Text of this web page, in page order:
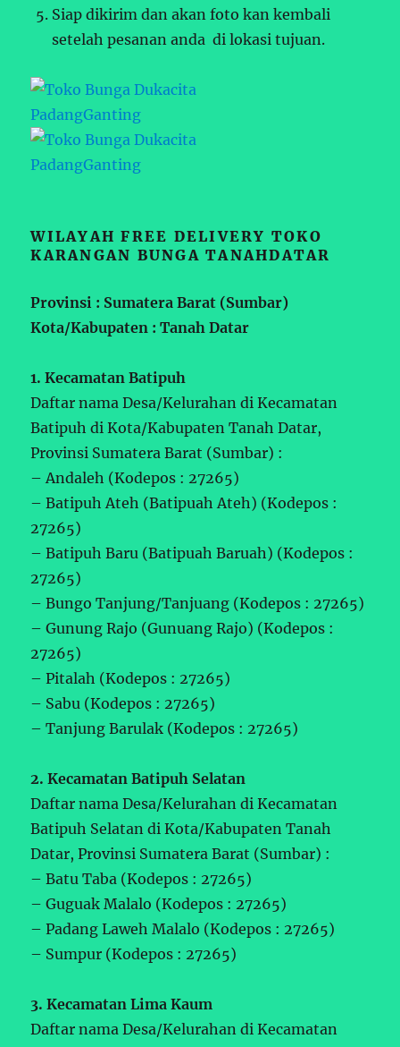
Siap dikirim dan akan foto kan kembali
setelah pesanan anda di lokasi tujuan.
WILAYAH FREE DELIVERY TOKO
KARANGAN BUNGA TANAHDATAR
Provinsi : Sumatera Barat (Sumbar)
Kota/Kabupaten : Tanah Datar
1. Kecamatan Batipuh
Daftar nama Desa/Kelurahan di Kecamatan
Batipuh di Kota/Kabupaten Tanah Datar,
Provinsi Sumatera Barat (Sumbar) :
– Andaleh (Kodepos : 27265)
– Batipuh Ateh (Batipuah Ateh) (Kodepos :
27265)
– Batipuh Baru (Batipuah Baruah) (Kodepos :
27265)
– Bungo Tanjung/Tanjuang (Kodepos : 27265)
– Gunung Rajo (Gunuang Rajo) (Kodepos :
27265)
– Pitalah (Kodepos : 27265)
– Sabu (Kodepos : 27265)
– Tanjung Barulak (Kodepos : 27265)
2. Kecamatan Batipuh Selatan
Daftar nama Desa/Kelurahan di Kecamatan
Batipuh Selatan di Kota/Kabupaten Tanah
Datar, Provinsi Sumatera Barat (Sumbar) :
– Batu Taba (Kodepos : 27265)
– Guguak Malalo (Kodepos : 27265)
– Padang Laweh Malalo (Kodepos : 27265)
– Sumpur (Kodepos : 27265)
3. Kecamatan Lima Kaum
Daftar nama Desa/Kelurahan di Kecamatan